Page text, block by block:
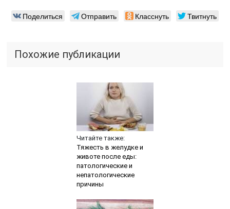
Поделиться Отправить Класснуть Твитнуть
Похожие публикации
Читайте также:
Тяжесть в желудке и
животе после еды:
патологические и
непатологические
причины